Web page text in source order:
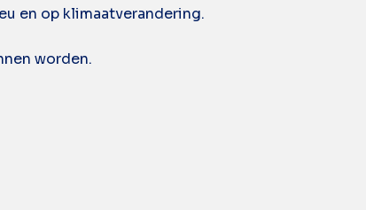
en op klimaatverandering.
worden.